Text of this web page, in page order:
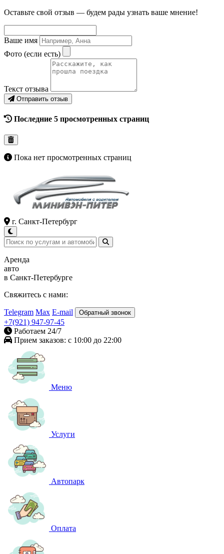
Оставьте свой отзыв — будем рады узнать ваше мнение!
Ваше имя
Фото (если есть)
Текст отзыва
Отправить отзыв
Последние 5 просмотренных страниц
Пока нет просмотренных страниц
г. Санкт-Петербург
Аренда
авто
в Санкт-Петербурге
Свяжитесь с нами:
Telegram Max E-mail Обратный звонок
+7(921) 947-97-45
Работаем 24/7
Прием заказов: с 10:00 до 22:00
Меню
Услуги
Автопарк
Оплата